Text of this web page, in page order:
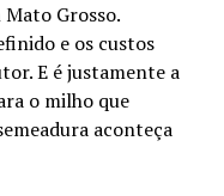
Grosso.
e os custos
E é justamente a
o milho que
aconteça